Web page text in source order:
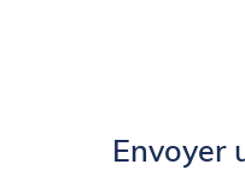
Envoyer